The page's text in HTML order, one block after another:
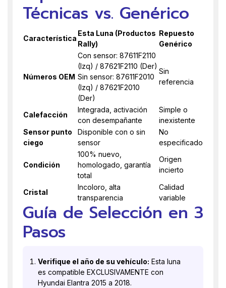
Técnicas vs. Genérico
Característica
Esta Luna (Productos
Rally)
Repuesto
Genérico
Números OEM
Con sensor: 87611F2110
(Izq) / 87621F2110 (Der)
Sin sensor: 87611F2010
(Izq) / 87621F2010
(Der)
Sin
referencia
Calefacción
Integrada, activación
con desempañante
Simple o
inexistente
Sensor punto
ciego
Disponible con o sin
sensor
No
especificado
Condición
100% nuevo,
homologado, garantía
total
Origen
incierto
Cristal
Incoloro, alta
transparencia
Calidad
variable
Guía de Selección en 3
Pasos
Verifique el año de su vehículo: Esta luna
es compatible EXCLUSIVAMENTE con
Hyundai Elantra 2015 a 2018.